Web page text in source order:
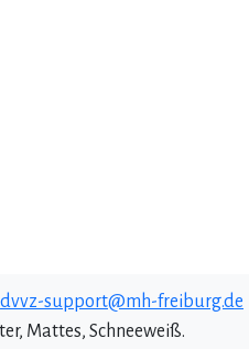
dvvz-support@mh-freiburg.de
Mattes, Schneeweiß.